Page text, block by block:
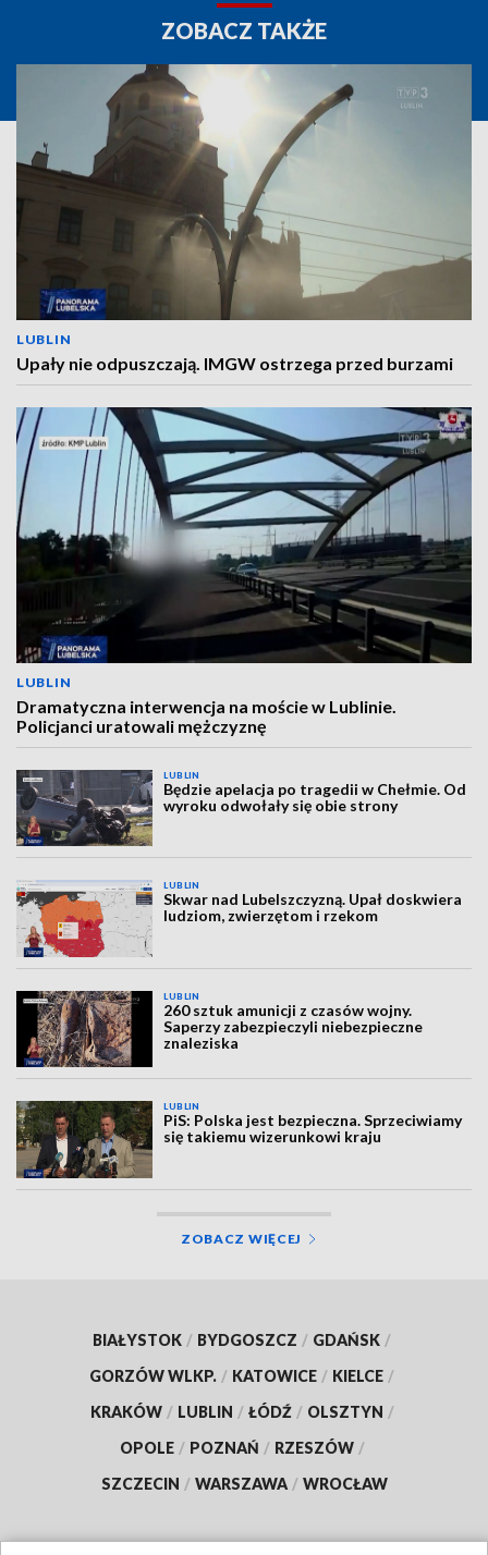
ZOBACZ TAKŻE
LUBLIN
Upały nie odpuszczają. IMGW ostrzega przed burzami
LUBLIN
Dramatyczna interwencja na moście w Lublinie.
Policjanci uratowali mężczyznę
LUBLIN
Będzie apelacja po tragedii w Chełmie. Od
wyroku odwołały się obie strony
LUBLIN
Skwar nad Lubelszczyzną. Upał doskwiera
ludziom, zwierzętom i rzekom
LUBLIN
260 sztuk amunicji z czasów wojny.
Saperzy zabezpieczyli niebezpieczne
znaleziska
LUBLIN
PiS: Polska jest bezpieczna. Sprzeciwiamy
się takiemu wizerunkowi kraju
ZOBACZ WIĘCEJ
BIAŁYSTOK / BYDGOSZCZ / GDAŃSK /
GORZÓW WLKP. / KATOWICE / KIELCE /
KRAKÓW / LUBLIN / ŁÓDŹ / OLSZTYN /
OPOLE / POZNAŃ / RZESZÓW /
SZCZECIN / WARSZAWA / WROCŁAW